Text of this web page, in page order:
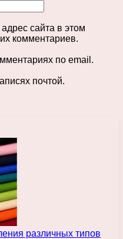
сайта в этом
комментариев.
по email.
почтой.
различных типов